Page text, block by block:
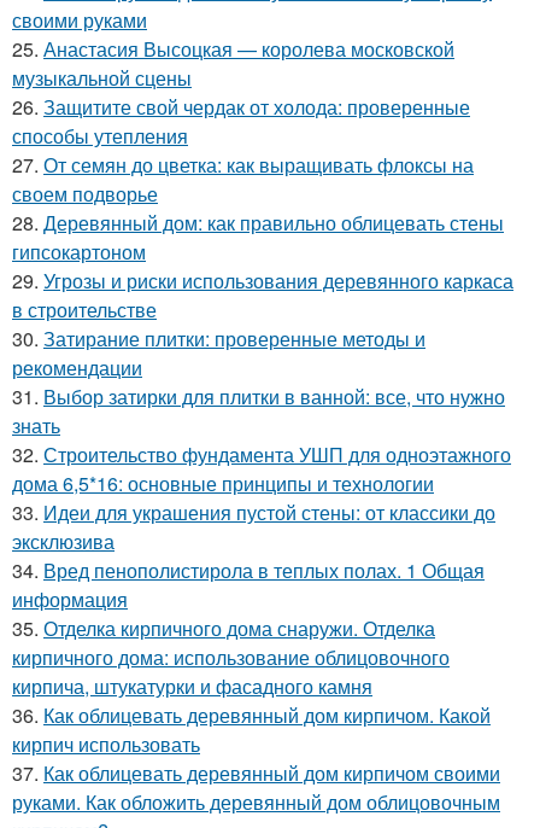
своими руками
25. Анастасия Высоцкая — королева московской
музыкальной сцены
26. Защитите свой чердак от холода: проверенные
способы утепления
27. От семян до цветка: как выращивать флоксы на
своем подворье
28. Деревянный дом: как правильно облицевать стены
гипсокартоном
29. Угрозы и риски использования деревянного каркаса
в строительстве
30. Затирание плитки: проверенные методы и
рекомендации
31. Выбор затирки для плитки в ванной: все, что нужно
знать
32. Строительство фундамента УШП для одноэтажного
дома 6,5*16: основные принципы и технологии
33. Идеи для украшения пустой стены: от классики до
эксклюзива
34. Вред пенополистирола в теплых полах. 1 Общая
информация
35. Отделка кирпичного дома снаружи. Отделка
кирпичного дома: использование облицовочного
кирпича, штукатурки и фасадного камня
36. Как облицевать деревянный дом кирпичом. Какой
кирпич использовать
37. Как облицевать деревянный дом кирпичом своими
руками. Как обложить деревянный дом облицовочным